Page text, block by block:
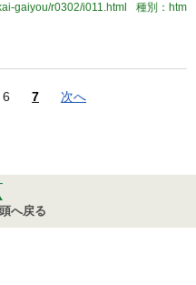
gaiyou/r0302/i011.html
種別：htm
6 7 次へ
へ戻る